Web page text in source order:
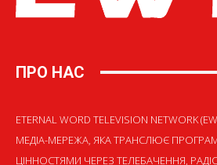
ПРО НАС
ETERNAL WORD TELEVISION NETWORK
МЕДІА-МЕРЕЖА, ЯКА ТРАНСЛЮЄ
ЦІННОСТЯМИ ЧЕРЕЗ ТЕЛЕБАЧЕННЯ,